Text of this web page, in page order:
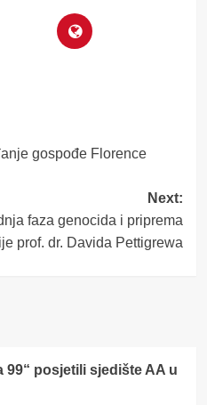
gospođe Florence
Next:
faza genocida i priprema
prof. dr. Davida Pettigrewa
99“ posjetili sjedište AA u